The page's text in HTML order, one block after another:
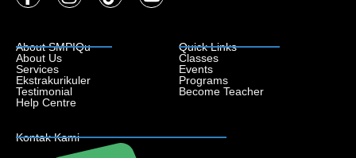
About SMPIQu
About Us
Services
Ekstrakurikuler
Testimonial
Help Centre
Quick Links
Classes
Events
Programs
Become Teacher
Kontak Kami